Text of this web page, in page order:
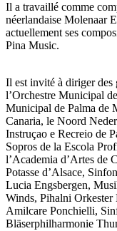
Il a travaillé comme
néerlandaise Molenaar
actuellement ses
Pina Music.
Il est invité à diriger des
l’Orchestre Municipal
Municipal de Palma de
Canaria, le Noord
Instruçao e Recreio de
Sopros de la Escola
l’Academia d’Artes de
Potasse d’Alsace,
Lucia Engsbergen,
Winds, Pihalni Orkester
Amilcare Ponchielli,
Bläserphilharmonie